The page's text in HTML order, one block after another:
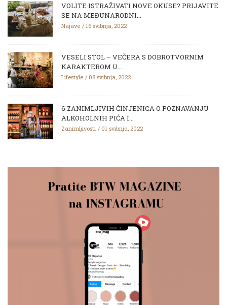
VOLITE ISTRAŽIVATI NOVE OKUSE? PRIJAVITE
SE NA MEĐUNARODNI...
Najave 16 svibnja, 2022
VESELI STOL – VEČERA S DOBROTVORNIM
KARAKTEROM U...
Lifestyle 08 svibnja, 2022
6 ZANIMLJIVIH ČINJENICA O POZNAVANJU
ALKOHOLNIH PIĆA I...
Zanimljivosti 01 svibnja, 2022